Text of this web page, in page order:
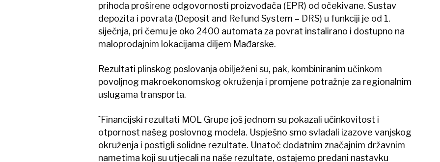
prihoda proširene odgovornosti proizvođača (EPR) od očekivane. Sustav
depozita i povrata (Deposit and Refund System – DRS) u funkciji je od 1.
siječnja, pri čemu je oko 2400 automata za povrat instalirano i dostupno na
maloprodajnim lokacijama diljem Mađarske.
Rezultati plinskog poslovanja obilježeni su, pak, kombiniranim učinkom
povoljnog makroekonomskog okruženja i promjene potražnje za regionalnim
uslugama transporta.
`Financijski rezultati MOL Grupe još jednom su pokazali učinkovitost i
otpornost našeg poslovnog modela. Uspješno smo svladali izazove vanjskog
okruženja i postigli solidne rezultate. Unatoč dodatnim značajnim državnim
nametima koji su utjecali na naše rezultate, ostajemo predani nastavku